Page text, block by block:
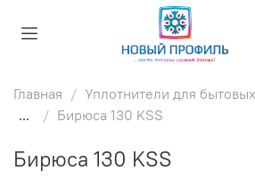
Главная
Уплотнители для
...
Бирюса 130 KSS
Бирюса 130 KSS